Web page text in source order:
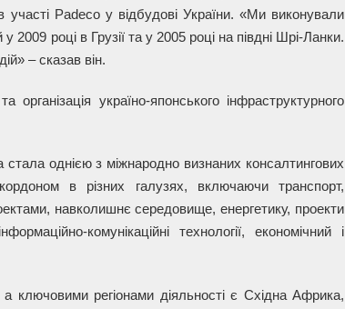
участі Padeco у відбудові України. «Ми виконували
2009 році в Грузії та у 2005 році на півдні Шрі-Ланки.
– сказав він.
україно-японського інфраструктурного
однією з міжнародно визнаних консалтингових
в різних галузях, включаючи транспорт,
навколишнє середовище, енергетику, проекти
комунікаційні технології, економічний і
ключовими регіонами діяльності є Східна Африка,